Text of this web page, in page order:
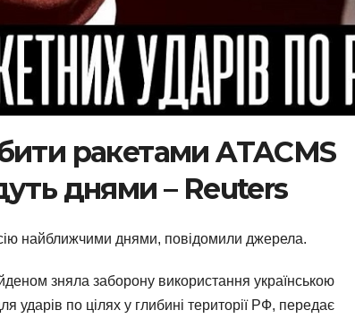
ракетами ATACMS
днями – Reuters
найближчими днями, повідомили джерела.
зняла заборону використання українською
ударів по цілях у глибині території РФ, передає